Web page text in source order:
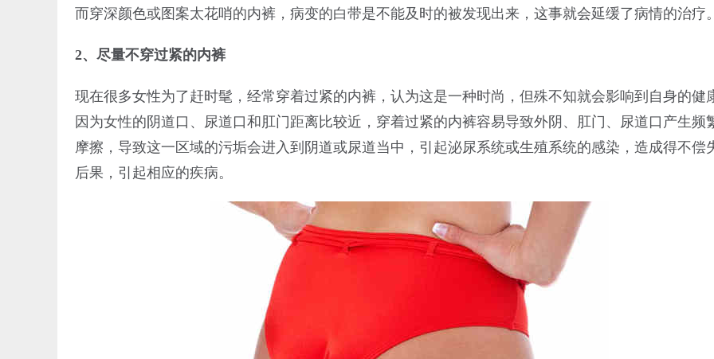
而穿深颜色或图案太花哨的内裤，病变的白带是不能及时的被发现出来，这事就会延缓了病情的治疗
2、尽量不穿过紧的内裤
现在很多女性为了赶时髦，经常穿着过紧的内裤，认为这是一种时尚，但殊不知就会影响到自身的健
因为女性的阴道口、尿道口和肛门距离比较近，穿着过紧的内裤容易导致外阴、肛门、尿道口产生频
摩擦，导致这一区域的污垢会进入到阴道或尿道当中，引起泌尿系统或生殖系统的感染，造成得不偿
后果，引起相应的疾病。